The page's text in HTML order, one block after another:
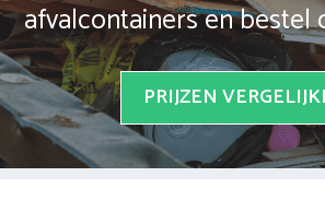
afvalcontainers en bestel
PRIJZEN